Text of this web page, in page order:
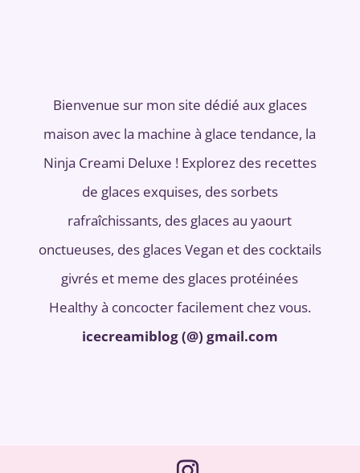
Bienvenue sur mon site dédié aux glaces
maison avec la machine à glace tendance, la
Ninja Creami Deluxe ! Explorez des recettes
de glaces exquises, des sorbets
rafraîchissants, des glaces au yaourt
onctueuses, des glaces Vegan et des cocktails
givrés et meme des glaces protéinées
Healthy à concocter facilement chez vous.
icecreamiblog (@) gmail.com